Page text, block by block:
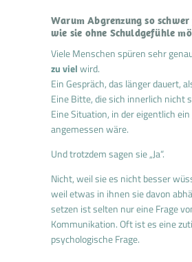
Warum Abgrenzung so
wie sie ohne Schuldgefühle
Viele Menschen spüren sehr
zu vielwird.
Ein Gespräch, das länger dauert,
Eine Bitte, die sich innerlich nicht
Eine Situation, in der eigentlich ein
angemessen wäre.
Und trotzdem sagen sie „Ja“.
Nicht, weil sie es nicht besser
weil etwas in ihnen sie davon
setzen ist selten nur eine Frage
Kommunikation. Oft ist es eine
psychologische Frage.